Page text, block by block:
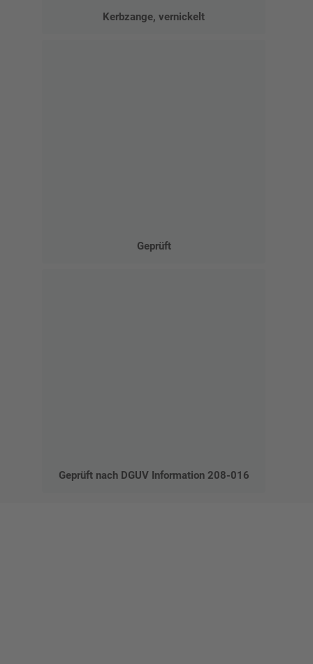
Kerbzange, vernickelt
Geprüft
Geprüft nach DGUV Information 208-016